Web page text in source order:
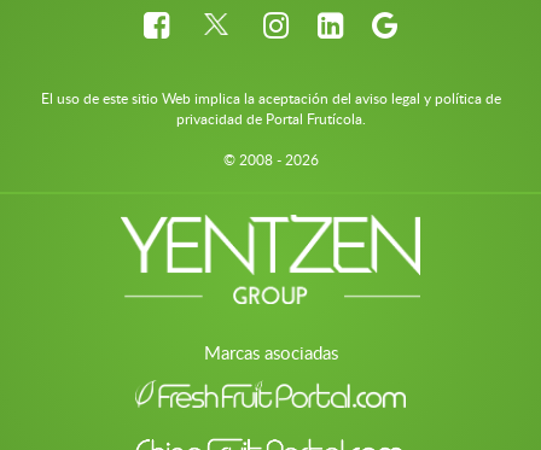
El uso de este sitio Web implica la aceptación del aviso legal y política de
privacidad de Portal Frutícola.
© 2008 - 2026
Marcas asociadas